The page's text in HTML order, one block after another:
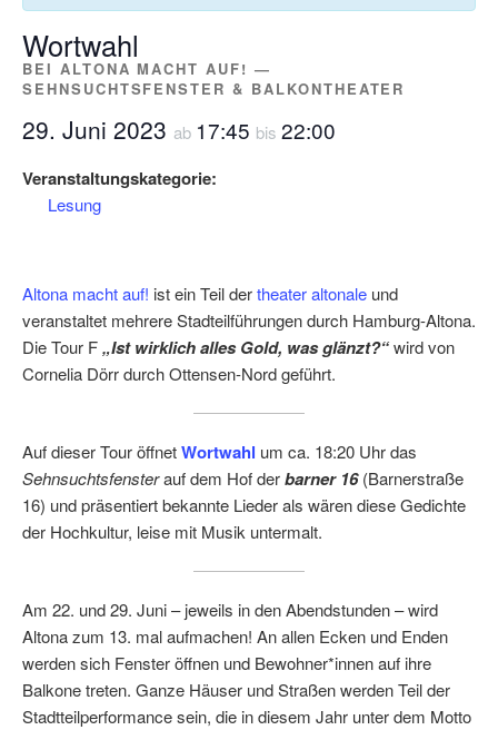
Wortwahl
BEI ALTONA MACHT AUF! —
SEHNSUCHTSFENSTER & BALKONTHEATER
29. Juni 2023 ab 17:45 bis 22:00
Veranstaltungskategorie:
Lesung
Altona macht auf! ist ein Teil dertheater altonale und
veranstaltet mehrere Stadteilführungen durch Hamburg-Altona.
Die Tour F„Ist wirklich alles Gold, was glänzt?“wird von
Cornelia Dörr durch Ottensen-Nord geführt.
Auf dieser Tour öffnetWortwahl um ca. 18:20 Uhr das
Sehnsuchtsfensterauf dem Hof derbarner 16(Barnerstraße
16) und präsentiert bekannte Lieder als wären diese Gedichte
der Hochkultur, leise mit Musik untermalt.
Am 22. und 29. Juni – jeweils in den Abendstunden – wird
Altona zum 13. mal aufmachen! An allen Ecken und Enden
werden sich Fenster öffnen und Bewohner*innen auf ihre
Balkone treten. Ganze Häuser und Straßen werden Teil der
Stadtteilperformance sein, die in diesem Jahr unter dem Motto